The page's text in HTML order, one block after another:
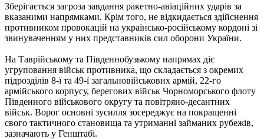
Зберігається загроза завдання ракетно-авіаційних ударів за
вказаними напрямками. Крім того, не відкидається здійснення
противником провокацій на українсько-російському кордоні зі
звинуваченням у них представників сил оборони України.
На Таврійському та Південнобузькому напрямах діє
угруповання військ противника, що складається з окремих
підрозділів 8-ї та 49-ї загальновійськових армій, 22-го
армійського корпусу, берегових військ Чорноморського флоту
Південного військового округу та повітряно-десантних
військ. Ворог основні зусилля зосереджує на покращенні
свого тактичного становища та утриманні займаних рубежів,
зазначають у Генштабі.